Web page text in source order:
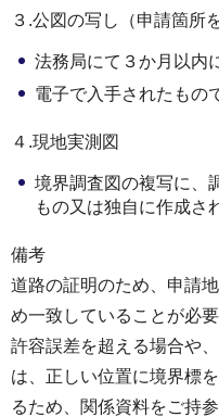
３.公図の写し（申請箇所
法務局にて３か月以内
電子で入手されたもの
４.現地実測図
境界調査図の複写に、
もの又は独自に作成さ
備考
道路の証明のため、申請
め一致していることが必要
許容誤差を超える場合や
は、正しい位置に境界標
るため、関係資料をご持